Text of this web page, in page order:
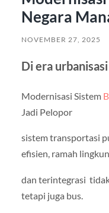
Negara
NOVEMBER 27, 2025
Di era
Modernisasi Sistem
Jadi Pelopor
sistem transportasi
efisien, ramah
dan terintegrasi
tetapi juga bus.